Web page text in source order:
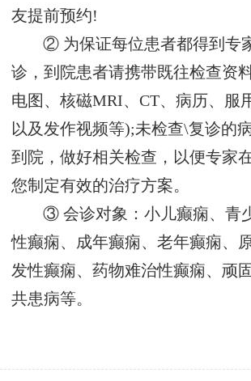
友提前预约!
② 为保证每位患者都得到专
诊，到院患者请携带既往检查资
电图、核磁MRI、CT、病历、服
以及发作视频等);未检查\复诊的
到院，做好相关检查，以便专家
您制定有效的治疗方案。
③ 会诊对象：小儿癫痫、青
性癫痫、成年癫痫、老年癫痫、
发性癫痫、药物难治性癫痫、顽
共患病等。